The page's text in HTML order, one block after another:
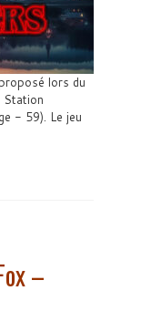
lors du
Station
- 59). Le jeu
–